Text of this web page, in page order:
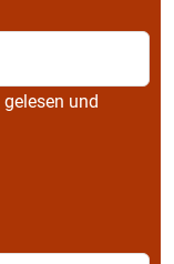
gelesen und